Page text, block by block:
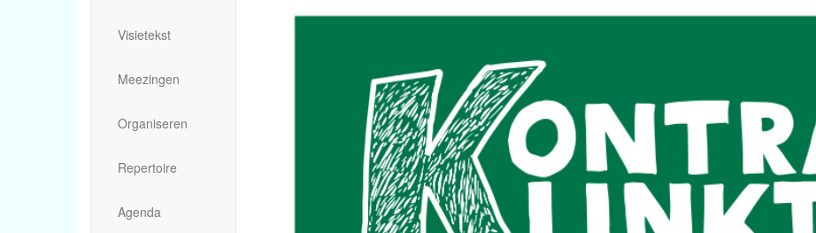
Visietekst
Meezingen
Organiseren
Repertoire
Agenda